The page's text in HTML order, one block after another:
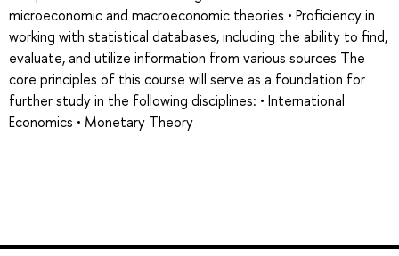
microeconomic and macroeconomic theories • Proficiency in
working with statistical databases, including the ability to find,
evaluate, and utilize information from various sources The
core principles of this course will serve as a foundation for
further study in the following disciplines: • International
Economics • Monetary Theory